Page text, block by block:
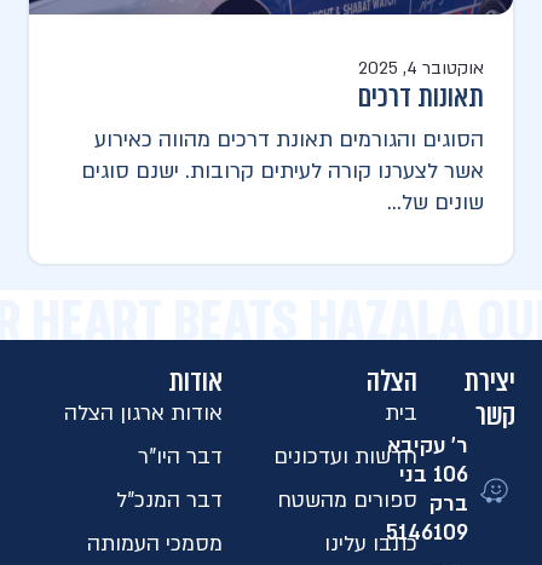
אוקטובר 4, 2025
תאונות דרכים
הסוגים והגורמים תאונת דרכים מהווה כאירוע
אשר לצערנו קורה לעיתים קרובות. ישנם סוגים
שונים של...
BEATS HAZALA
יצירת
קשר
ר' עקיבא
106 בני
ברק
5146109​
הצלה
בית
חדשות ועדכונים
ספורים מהשטח
כתבו עלינו
אודות
אודות ארגון הצלה
דבר היו"ר
דבר המנכ"ל
מסמכי העמותה